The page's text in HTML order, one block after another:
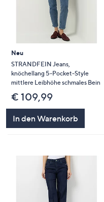
diese
anzuzeigen.
Neu
STRANDFEIN Jeans,
knöchellang 5-Pocket-Style
mittlere Leibhöhe schmales Bein
€ 109,99
In den Warenkorb